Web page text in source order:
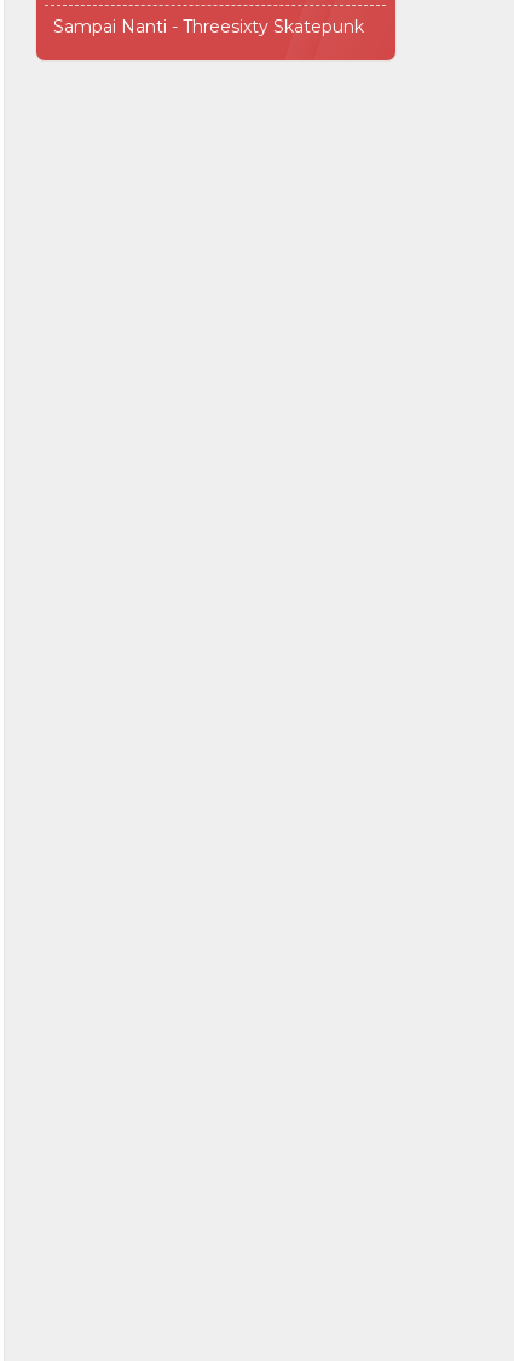
Sampai Nanti - Threesixty Skatepunk